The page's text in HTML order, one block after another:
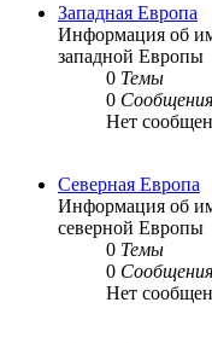
Западная Европа
Информация об
западной Европы
0 Темы
0 Сообщения
Нет
Северная Европа
Информация об
северной Европы
0 Темы
0 Сообщения
Нет